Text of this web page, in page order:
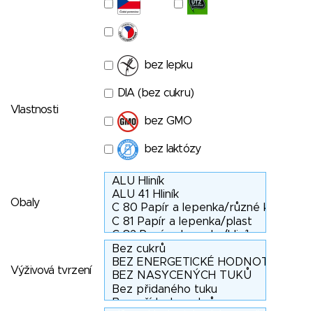
Vlastnosti
bez lepku
DIA (bez cukru)
bez GMO
bez laktózy
Obaly
Výživová tvrzení